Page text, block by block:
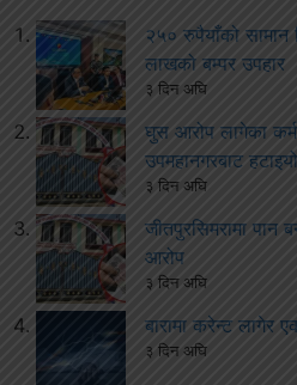
२५० रुपैयाँको सामान
लाखको बम्पर उपहार
३ दिन अघि
घुस आरोप लागेका
उपमहानगरबाट हटाइयो
३ दिन अघि
जीतपुरसिमरामा पान
आरोप
३ दिन अघि
बारामा करेन्ट लागेर
३ दिन अघि